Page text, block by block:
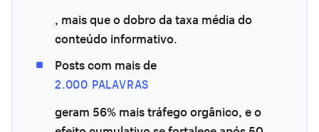
, mais que o dobro da taxa média do
conteúdo informativo.
Posts com mais de
2.000 PALAVRAS
geram 56% mais tráfego orgânico, e o